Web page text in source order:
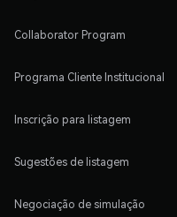
Collaborator Program
Programa Cliente Institucional
Inscrição para listagem
Sugestões de listagem
Negociação de simulação